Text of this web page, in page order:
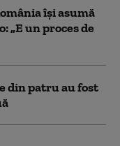
își asumă
„E un proces de
din patru au fost